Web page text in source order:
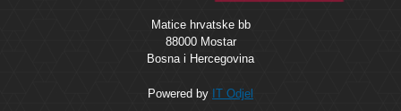
Matice hrvatske bb
88000 Mostar
Bosna i Hercegovina
Powered by IT Odjel